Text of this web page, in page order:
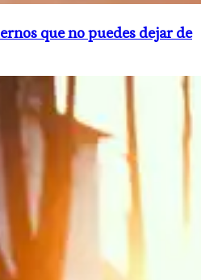
que no puedes dejar de